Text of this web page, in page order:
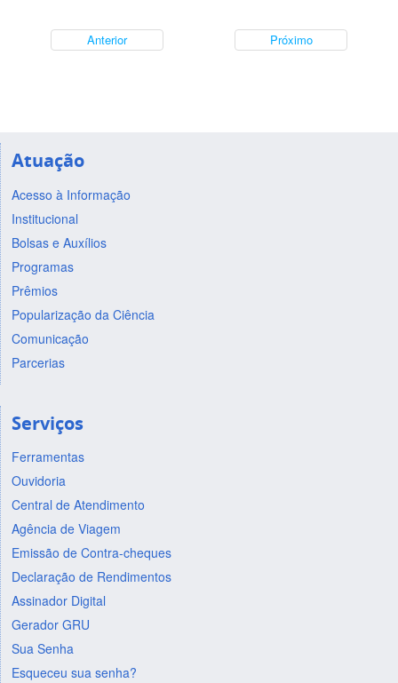
Anterior Próximo
Atuação
Acesso à Informação
Institucional
Bolsas e Auxílios
Programas
Prêmios
Popularização da Ciência
Comunicação
Parcerias
Serviços
Ferramentas
Ouvidoria
Central de Atendimento
Agência de Viagem
Emissão de Contra-cheques
Declaração de Rendimentos
Assinador Digital
Gerador GRU
Sua Senha
Esqueceu sua senha?